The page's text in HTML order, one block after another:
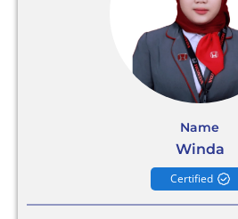
Name
Winda
Certified